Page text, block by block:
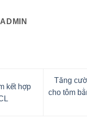
ADMIN
kết hợp
Tăng
cho tôm